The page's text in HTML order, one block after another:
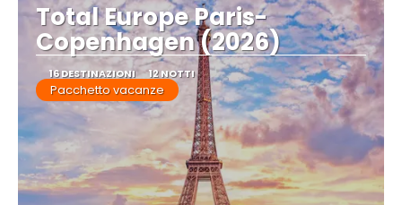
Total Europe Paris-
Copenhagen (2026)
16 DESTINAZIONI 12 NOTTI
Pacchetto vacanze